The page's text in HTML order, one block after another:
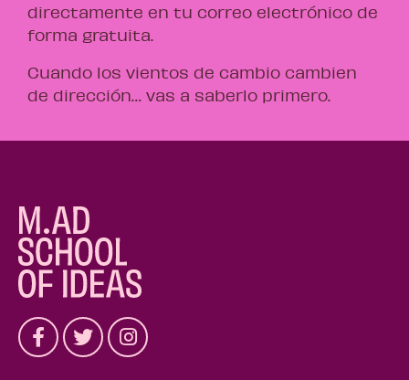
directamente en tu correo electrónico de
forma gratuita.
Cuando los vientos de cambio cambien
de dirección… vas a saberlo primero.